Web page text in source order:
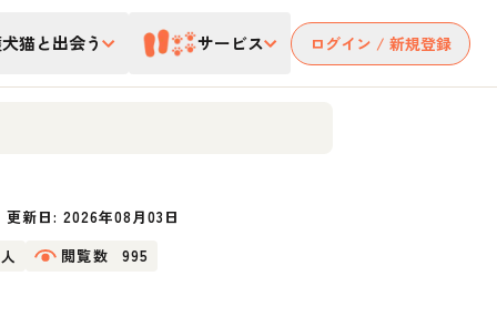
猫と出会う サービス ログイン / 新規登録
更新日: 2026年08月03日
閲覧数 995